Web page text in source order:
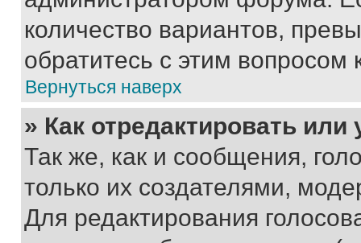
количество вариантов,
обратитесь с этим вопросом
Вернуться наверх
» Как отредактировать
Так же, как и сообщения,
только их создателями,
Для редактирования